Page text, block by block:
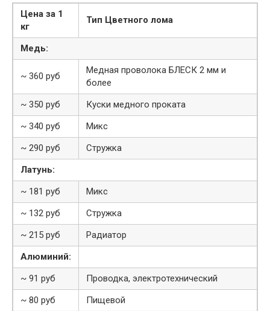
Цена за 1
кг
Тип Цветного лома
Медь:
~ 360 руб
Медная проволока БЛЕСК 2 мм и
более
~ 350 руб
Куски медного проката
~ 340 руб
Микс
~ 290 руб
Стружка
Латунь:
~ 181 руб
Микс
~ 132 руб
Стружка
~ 215 руб
Радиатор
Алюминий:
~ 91 руб
Проводка, электротехнический
~ 80 руб
Пищевой